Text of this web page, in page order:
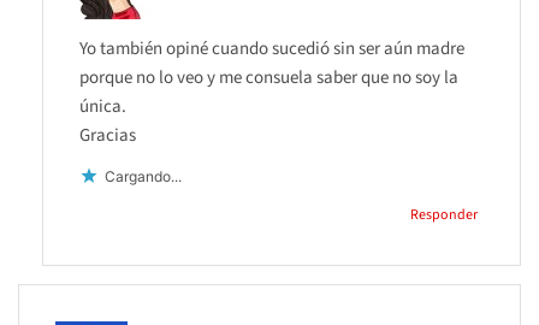
Yo también opiné cuando sucedió sin ser aún madre
porque no lo veo y me consuela saber que no soy la
única.
Gracias
Cargando...
Responder